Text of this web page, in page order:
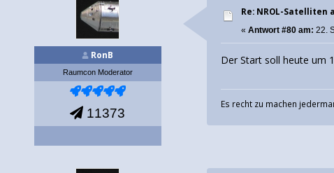
RonB
Raumcon Moderator
11373
Re: NROL-Satelliten
«Antwort #80 am: 22.
Der Start soll heute um
Es recht zu machen